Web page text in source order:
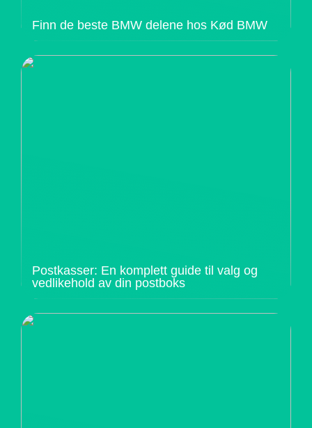
Finn de beste BMW delene hos Kød BMW
Postkasser: En komplett guide til valg og
vedlikehold av din postboks